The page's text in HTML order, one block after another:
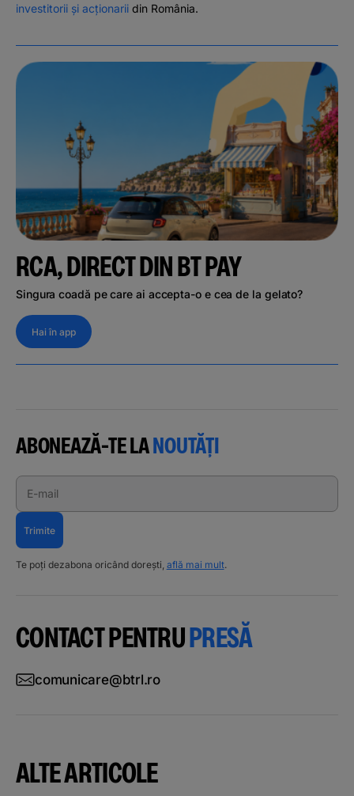
investitorii și acționariidin România.
RCA, DIRECT DIN BT PAY
Singura coadă pe care ai accepta-o e cea de la gelato?
Hai în app
ABONEAZĂ-TE LANOUTĂȚI
E-mail
Trimite
Te poți dezabona oricând dorești, află mai mult.
CONTACT PENTRUPRESĂ
comunicare@btrl.ro
ALTE ARTICOLE